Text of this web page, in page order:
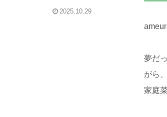
2025.10.29
夢だ
がら
家庭